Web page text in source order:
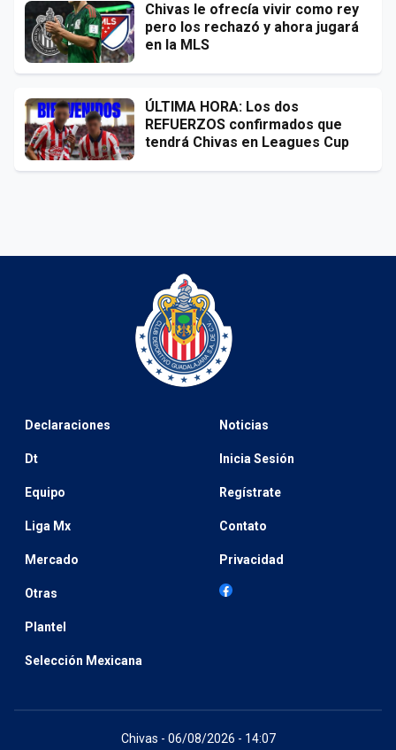
Chivas le ofrecía vivir como rey
pero los rechazó y ahora jugará
en la MLS
ÚLTIMA HORA: Los dos
REFUERZOS confirmados que
tendrá Chivas en Leagues Cup
Declaraciones
Dt
Equipo
Liga Mx
Mercado
Otras
Plantel
Selección Mexicana
Noticias
Inicia Sesión
Regístrate
Contato
Privacidad
Chivas - 06/08/2026 - 14:07